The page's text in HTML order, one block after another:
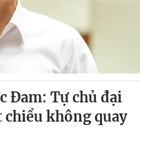
Đam: Tự chủ đại
không quay